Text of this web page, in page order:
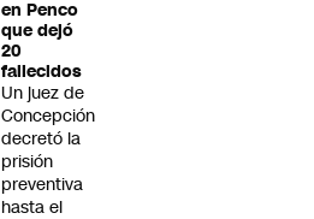
en Penco
que dejó
20
fallecidos
Un juez de
Concepción
decretó la
prisión
preventiva
hasta el